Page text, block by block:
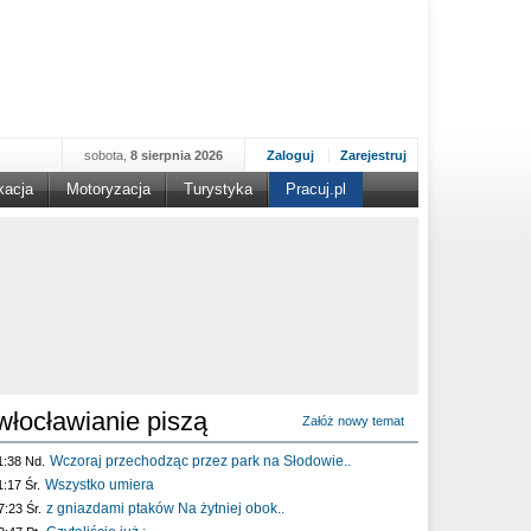
Zaloguj Zarejestruj
sobota, 8 sierpnia 2026
Motoryzacja Turystyka Pracuj.pl
piszą Załóż nowy temat
Nd. Wczoraj przechodząc przez park na Słodowie..
Śr. Wszystko umiera
Śr. z gniazdami ptaków Na żytniej obok..